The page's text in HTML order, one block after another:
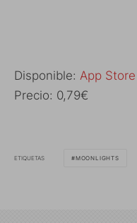
Disponible: App Store
Precio: 0,79€
ETIQUETAS MOONLIGHTS